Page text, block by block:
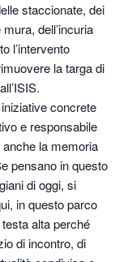
staccionate, dei
dell’incuria
l’intervento
la targa di
concrete
e responsabile
la memoria
pensano in questo
di oggi, si
in questo parco
alta perché
di incontro, di